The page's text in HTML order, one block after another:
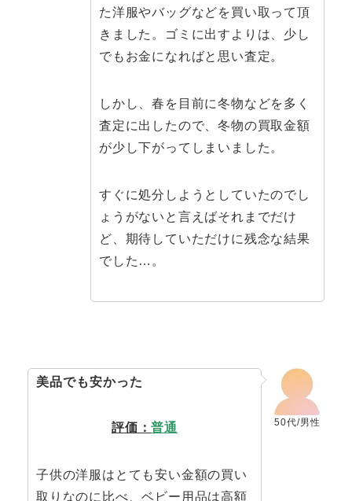
た洋服やバッグなどを買い取って頂
きました。ゴミに出すよりは、少し
でもお金になればと思い査定。
しかし、春を目前に冬物などを多く
査定に出したので、冬物の買取金額
が少し下がってしまいました。
すぐに処分しようとしていたのでし
ょうがないと言えばそれまでだけ
ど、期待していただけに残念な結果
でした…。
50代/男性
美品でも安かった
評価：普通
子供の洋服はとても安い金額の買い
取りなのに比べ、ベビー用品は高額